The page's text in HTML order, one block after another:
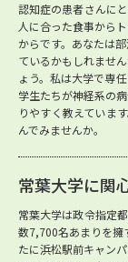
認知症の患者さんに
人に合った食事から
からです。あなたは
ているかもしれませ
ょう。私は大学で専
学生たちが神経系の
りやすく教えていま
んでみませんか。
常葉大学に関
常葉大学は政令指定
数7,700名あまりを擁
たに浜松駅前キャン